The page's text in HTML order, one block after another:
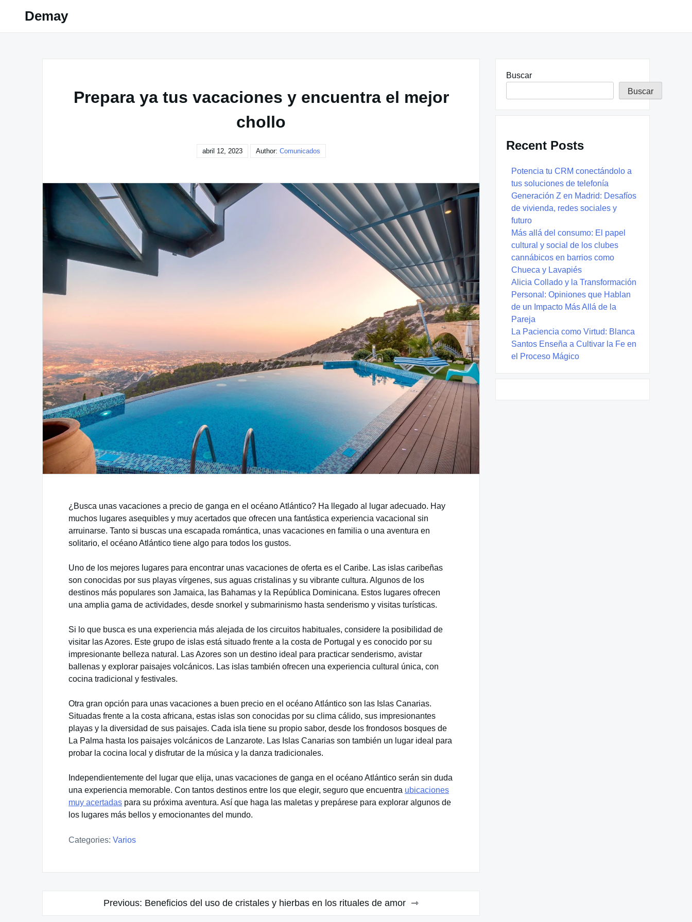
Demay
Prepara ya tus vacaciones y encuentra el mejor
chollo
abril 12, 2023 Author: Comunicados
¿Busca unas vacaciones a precio de ganga en el océano Atlántico? Ha llegado al lugar adecuado. Hay
muchos lugares asequibles y muy acertados que ofrecen una fantástica experiencia vacacional sin
arruinarse. Tanto si buscas una escapada romántica, unas vacaciones en familia o una aventura en
solitario, el océano Atlántico tiene algo para todos los gustos.
Uno de los mejores lugares para encontrar unas vacaciones de oferta es el Caribe. Las islas caribeñas
son conocidas por sus playas vírgenes, sus aguas cristalinas y su vibrante cultura. Algunos de los
destinos más populares son Jamaica, las Bahamas y la República Dominicana. Estos lugares ofrecen
una amplia gama de actividades, desde snorkel y submarinismo hasta senderismo y visitas turísticas.
Si lo que busca es una experiencia más alejada de los circuitos habituales, considere la posibilidad de
visitar las Azores. Este grupo de islas está situado frente a la costa de Portugal y es conocido por su
impresionante belleza natural. Las Azores son un destino ideal para practicar senderismo, avistar
ballenas y explorar paisajes volcánicos. Las islas también ofrecen una experiencia cultural única, con
cocina tradicional y festivales.
Otra gran opción para unas vacaciones a buen precio en el océano Atlántico son las Islas Canarias.
Situadas frente a la costa africana, estas islas son conocidas por su clima cálido, sus impresionantes
playas y la diversidad de sus paisajes. Cada isla tiene su propio sabor, desde los frondosos bosques de
La Palma hasta los paisajes volcánicos de Lanzarote. Las Islas Canarias son también un lugar ideal para
probar la cocina local y disfrutar de la música y la danza tradicionales.
Independientemente del lugar que elija, unas vacaciones de ganga en el océano Atlántico serán sin duda
una experiencia memorable. Con tantos destinos entre los que elegir, seguro que encuentra ubicaciones
muy acertadas para su próxima aventura. Así que haga las maletas y prepárese para explorar algunos de
los lugares más bellos y emocionantes del mundo.
Categories: Varios
NavegaciónPrevious: Beneficios del uso de cristales y hierbas en los rituales de amor
Buscar
Buscar
Recent Posts
Potencia tu CRM conectándolo a
tus soluciones de telefonía
Generación Z en Madrid: Desafíos
de vivienda, redes sociales y
futuro
Más allá del consumo: El papel
cultural y social de los clubes
cannábicos en barrios como
Chueca y Lavapiés
Alicia Collado y la Transformación
Personal: Opiniones que Hablan
de un Impacto Más Allá de la
Pareja
La Paciencia como Virtud: Blanca
Santos Enseña a Cultivar la Fe en
el Proceso Mágico